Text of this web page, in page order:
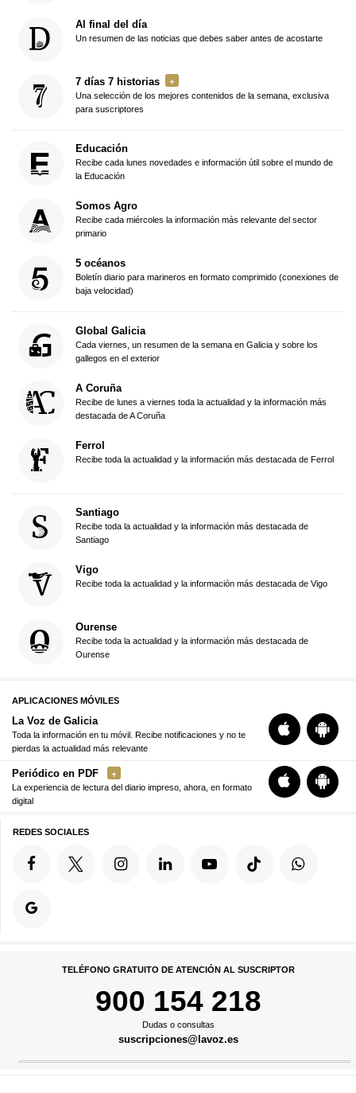
Al final del día
Un resumen de las noticias que debes saber antes de acostarte
7 días 7 historias
Una selección de los mejores contenidos de la semana, exclusiva
para suscriptores
Educación
Recibe cada lunes novedades e información útil sobre el mundo de
la Educación
Somos Agro
Recibe cada miércoles la información más relevante del sector
primario
5 océanos
Boletín diario para marineros en formato comprimido (conexiones de
baja velocidad)
Global Galicia
Cada viernes, un resumen de la semana en Galicia y sobre los
gallegos en el exterior
A Coruña
Recibe de lunes a viernes toda la actualidad y la información más
destacada de A Coruña
Ferrol
Recibe toda la actualidad y la información más destacada de Ferrol
Santiago
Recibe toda la actualidad y la información más destacada de
Santiago
Vigo
Recibe toda la actualidad y la información más destacada de Vigo
Ourense
Recibe toda la actualidad y la información más destacada de
Ourense
APLICACIONES MÓVILES
La Voz de Galicia
Toda la información en tu móvil. Recibe notificaciones y no te
pierdas la actualidad más relevante
Periódico en PDF
La experiencia de lectura del diario impreso, ahora, en formato
digital
REDES SOCIALES
TELÉFONO GRATUITO DE ATENCIÓN AL SUSCRIPTOR
900 154 218
Dudas o consultas
suscripciones@lavoz.es